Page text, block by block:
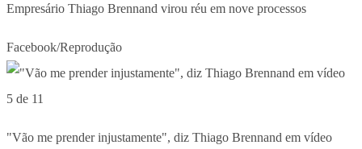
Empresário Thiago Brennand virou réu em nove processos
Facebook/Reprodução
5 de 11
"Vão me prender injustamente", diz Thiago Brennand em vídeo